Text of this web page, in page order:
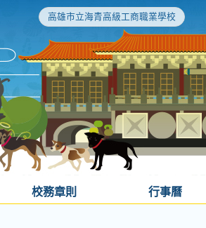
高雄市立海青高級工商職業學校
校務章則 行事曆